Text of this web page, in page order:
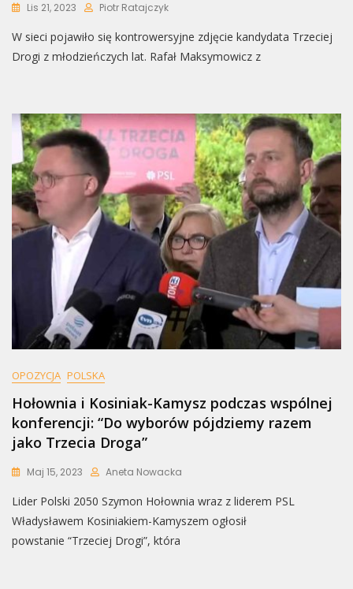
Lis 21, 2023 Piotr Ratajczyk
W sieci pojawiło się kontrowersyjne zdjęcie kandydata Trzeciej
Drogi z młodzieńczych lat. Rafał Maksymowicz z
OPOZYCJA POLSKA
Hołownia i Kosiniak-Kamysz podczas wspólnej
konferencji: “Do wyborów pójdziemy razem
jako Trzecia Droga”
Maj 15, 2023 Aneta Nowacka
Lider Polski 2050 Szymon Hołownia wraz z liderem PSL
Władysławem Kosiniakiem-Kamyszem ogłosił
powstanie “Trzeciej Drogi”, która